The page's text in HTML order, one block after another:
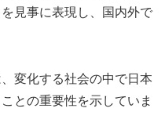
見事に表現し、国内外で
変化する社会の中で日本
との重要性を示していま